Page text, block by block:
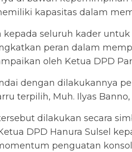
kapasitas dalam
kepada seluruh kader
peran dalam
oleh Ketua DPD
dengan dilakukannya
terpilih, Muh. Ilyas
dilakukan secara
DPD Hanura Sulsel
penguatan